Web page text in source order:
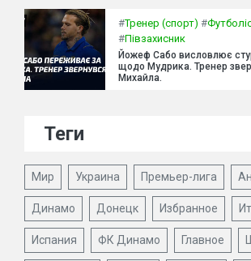
#Тренер (спорт) #
#Півзахисник
Йожеф Сабо висловлює
щодо Мудрика. Тренер
Михайла.
Теги
Мир Украина Премьер-лига
Динамо Донецк Избранное
Испания ФК Динамо Главное